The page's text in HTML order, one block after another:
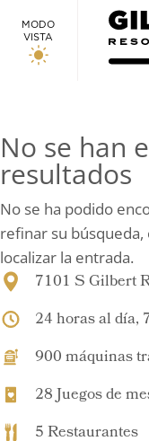
MODO
VISTA
No se han
resultados
No se ha podido
refinar su búsqueda,
localizar la entrada.
7101 S Gilbert
24 horas al día,
900 máquinas
28 Juegos de
5 Restaurantes